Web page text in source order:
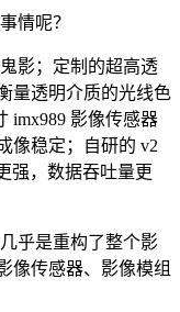
情呢？
影；定制的超高透
量透明介质的光线色
imx989 影像传感器
像稳定；自研的 v2
强，数据吞吐量更
乎是重构了整个影
像传感器、影像模组